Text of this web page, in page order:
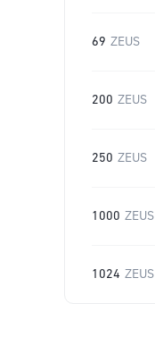
69 ZEUS
200 ZEUS
250 ZEUS
1000 ZEUS
1024 ZEUS